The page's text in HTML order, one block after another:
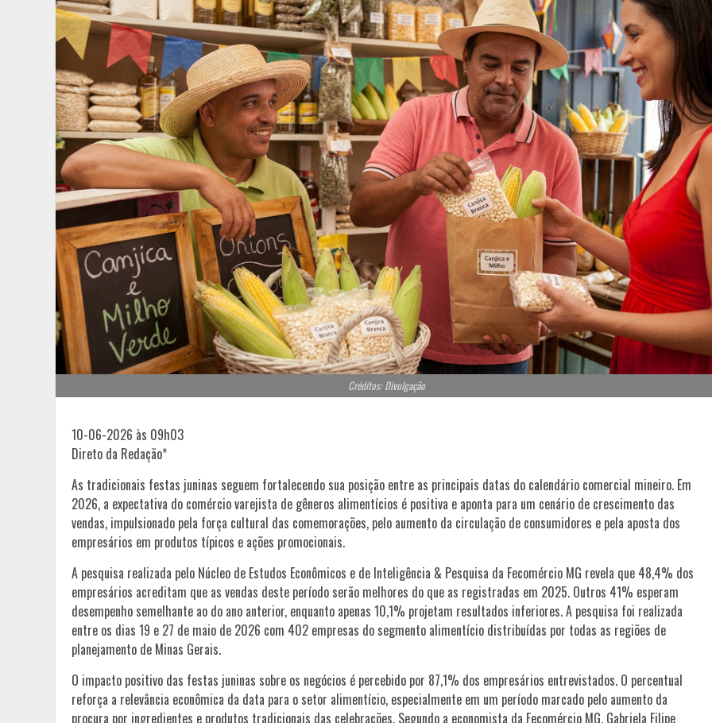
Créditos: Divulgação
10-06-2026 às 09h03
Direto da Redação*
As tradicionais festas juninas seguem fortalecendo sua posição entre as principais datas do calendário comercial mineiro. Em
2026, a expectativa do comércio varejista de gêneros alimentícios é positiva e aponta para um cenário de crescimento das
vendas, impulsionado pela força cultural das comemorações, pelo aumento da circulação de consumidores e pela aposta dos
empresários em produtos típicos e ações promocionais.
A pesquisa realizada pelo Núcleo de Estudos Econômicos e de Inteligência & Pesquisa da Fecomércio MG revela que 48,4% dos
empresários acreditam que as vendas deste período serão melhores do que as registradas em 2025. Outros 41% esperam
desempenho semelhante ao do ano anterior, enquanto apenas 10,1% projetam resultados inferiores. A pesquisa foi realizada
entre os dias 19 e 27 de maio de 2026 com 402 empresas do segmento alimentício distribuídas por todas as regiões de
planejamento de Minas Gerais.
O impacto positivo das festas juninas sobre os negócios é percebido por 87,1% dos empresários entrevistados. O percentual
reforça a relevância econômica da data para o setor alimentício, especialmente em um período marcado pelo aumento da
procura por ingredientes e produtos tradicionais das celebrações. Segundo a economista da Fecomércio MG, Gabriela Filipe